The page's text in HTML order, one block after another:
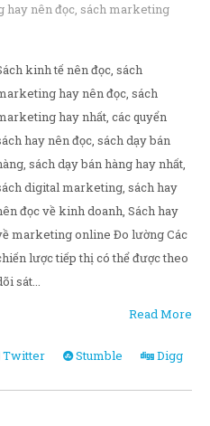
hay nên đọc, sách marketing
kinh tế nên đọc, sách
hay nên đọc, sách
hay nhất, các quyển
hay nên đọc, sách dạy bán
sách dạy bán hàng hay nhất,
digital marketing, sách hay
đọc về kinh doanh, Sách hay
marketing online Đo lường Các
lược tiếp thị có thể được theo
sát...
Read More
Twitter Stumble Digg